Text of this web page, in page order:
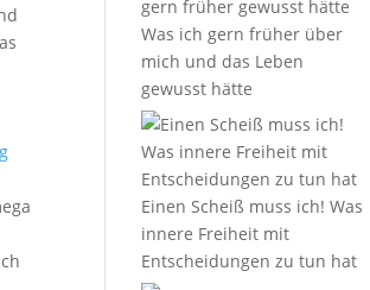
Was ich gern früher über
mich und das Leben
gewusst hätte
Einen Scheiß muss ich! Was
innere Freiheit mit
Entscheidungen zu tun hat